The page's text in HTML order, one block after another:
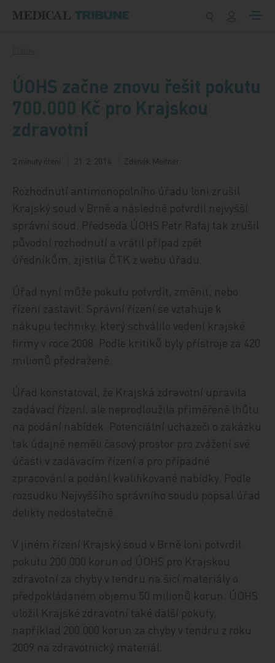
ÚOHS začne znovu řešit pokutu
700.000 Kč pro Krajskou
zdravotní
2 minuty čtení 21. 2. 2014 Zdeněk Meitner
Rozhodnutí antimonopolního úřadu loni zrušil
Krajský soud v Brně a následně potvrdil nejvyšší
správní soud. Předseda ÚOHS Petr Rafaj tak zrušil
původní rozhodnutí a vrátil případ zpět
úředníkům, zjistila ČTK z webu úřadu.
Úřad nyní může pokutu potvrdit, změnit, nebo
řízení zastavit. Správní řízení se vztahuje k
nákupu techniky, který schválilo vedení krajské
firmy v roce 2008. Podle kritiků byly přístroje za 420
milionů předražené.
Úřad konstatoval, že Krajská zdravotní upravila
zadávací řízení, ale neprodloužila přiměřeně lhůtu
na podání nabídek. Potenciální uchazeči o zakázku
tak údajně neměli časový prostor pro zvážení své
účasti v zadávacím řízení a pro případné
zpracování a podání kvalifikované nabídky. Podle
rozsudku Nejvyššího správního soudu popsal úřad
delikty nedostatečně.
V jiném řízení Krajský soud v Brně loni potvrdil
pokutu 200.000 korun od ÚOHS pro Krajskou
zdravotní za chyby v tendru na šicí materiály o
předpokládaném objemu 50 milionů korun. ÚOHS
uložil Krajské zdravotní také další pokuty,
například 200.000 korun za chyby v tendru z roku
2009 na zdravotnický materiál.